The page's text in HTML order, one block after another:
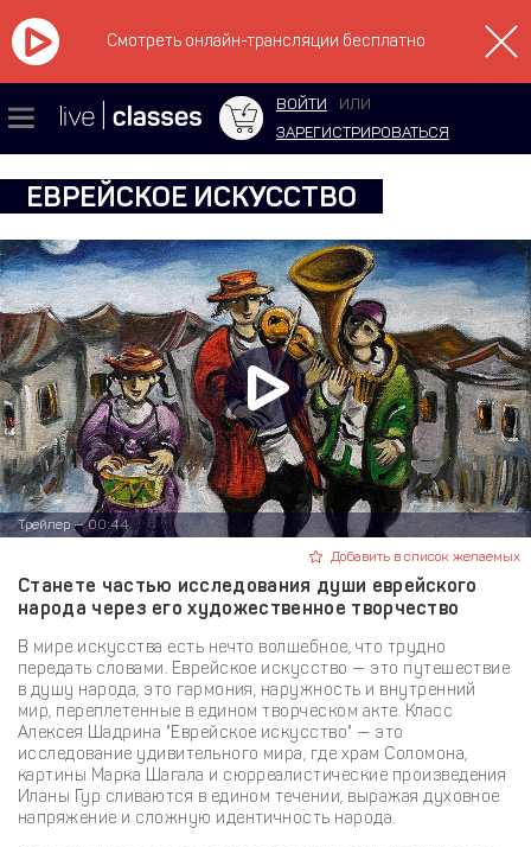
Смотреть онлайн-трансляции бесплатно
ВОЙТИ
ИЛИ
ЗАРЕГИСТРИРОВАТЬСЯ
ЕВРЕЙСКОЕ ИСКУССТВО
Трейлер — 00:44
Добавить в список желаемых
Станете частью исследования души еврейского
народа через его художественное творчество
В мире искусства есть нечто волшебное, что трудно
передать словами. Еврейское искусство — это путешествие
в душу народа, это гармония, наружность и внутренний
мир, переплетенные в едином творческом акте. Класс
Алексея Шадрина "Еврейское искусство" — это
исследование удивительного мира, где храм Соломона,
картины Марка Шагала и сюрреалистические произведения
Иланы Гур сливаются в едином течении, выражая духовное
напряжение и сложную идентичность народа.